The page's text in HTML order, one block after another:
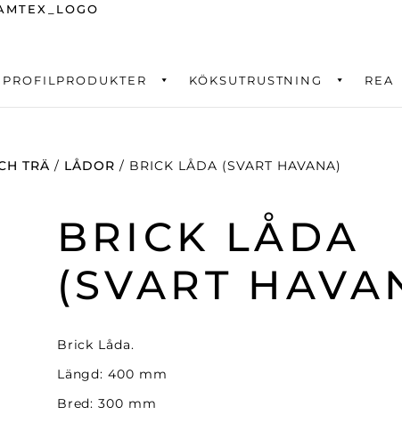
PROFILPRODUKTER KÖKSUTRUSTNING REA
TRÄ / LÅDOR / BRICK LÅDA (SVART HAVANA)
BRICK LÅDA
(SVART
Brick Låda.
Längd: 400 mm
Bred: 300 mm